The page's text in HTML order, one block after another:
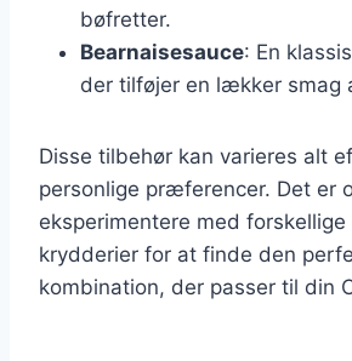
bøfretter.
Bearnaisesauce: En
der tilføjer en lækker smag
Disse tilbehør kan varieres alt
personlige præferencer. Det er
eksperimentere med forskellige
krydderier for at finde den
kombination, der passer til din